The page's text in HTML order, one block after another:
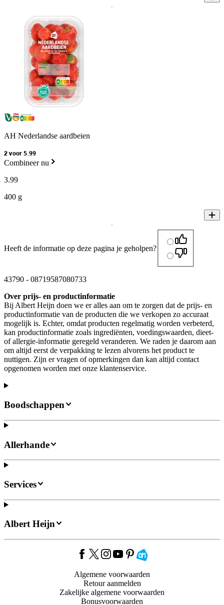
AH Nederlandse aardbeien
2 voor 5.99
Combineer nu
3.99
400 g
Heeft de informatie op deze pagina je geholpen?
43790 - 08719587080733
Over prijs- en productinformatie
Bij Albert Heijn doen we er alles aan om te zorgen dat de prijs- en
productinformatie van de producten die we verkopen zo accuraat
mogelijk is. Echter, omdat producten regelmatig worden verbeterd,
kan productinformatie zoals ingrediënten, voedingswaarden, dieet-
of allergie-informatie geregeld veranderen. We raden je daarom aan
om altijd eerst de verpakking te lezen alvorens het product te
nuttigen. Zijn er vragen of opmerkingen dan kan altijd contact
opgenomen worden met onze klantenservice.
Boodschappen
Allerhande
Services
Albert Heijn
Algemene voorwaarden
Retour aanmelden
Zakelijke algemene voorwaarden
Bonusvoorwaarden